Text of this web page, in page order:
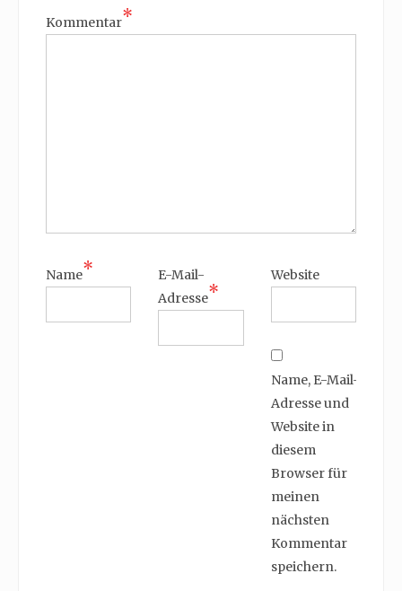
Kommentar*
Name*
E-Mail-
Adresse*
Website
Name, E-Mail-
Adresse und
Website in
diesem
Browser für
meinen
nächsten
Kommentar
speichern.